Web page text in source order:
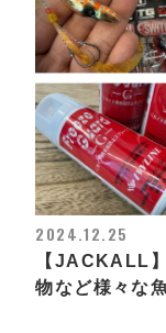
2024.12.25
【JACKALL
物など様々な